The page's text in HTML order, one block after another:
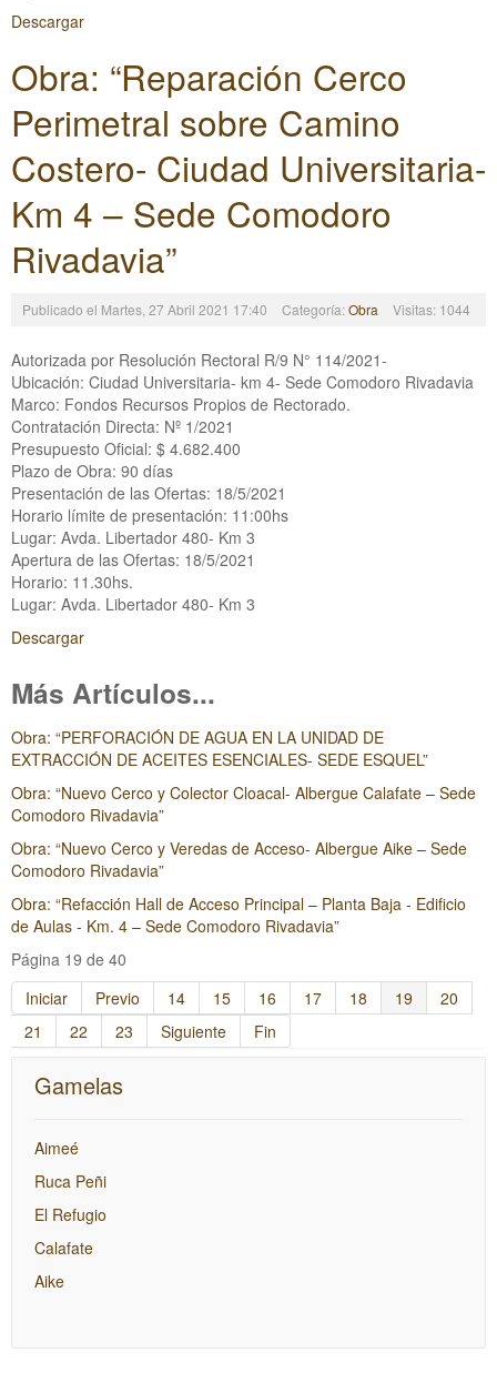
Descargar
Obra: “Reparación Cerco
Perimetral sobre Camino
Costero- Ciudad Universitaria-
Km 4 – Sede Comodoro
Rivadavia”
Publicado el Martes, 27 Abril 2021 17:40 Categoría:Obra Visitas: 1044
Autorizada por Resolución Rectoral R/9 N° 114/2021-
Ubicación: Ciudad Universitaria- km 4- Sede Comodoro Rivadavia
Marco: Fondos Recursos Propios de Rectorado.
Contratación Directa: Nº 1/2021
Presupuesto Oficial: $ 4.682.400
Plazo de Obra: 90 días
Presentación de las Ofertas: 18/5/2021
Horario límite de presentación: 11:00hs
Lugar: Avda. Libertador 480- Km 3
Apertura de las Ofertas: 18/5/2021
Horario: 11.30hs.
Lugar: Avda. Libertador 480- Km 3
Descargar
Más Artículos...
Obra: “PERFORACIÓN DE AGUA EN LA UNIDAD DE
EXTRACCIÓN DE ACEITES ESENCIALES- SEDE ESQUEL”
Obra: “Nuevo Cerco y Colector Cloacal- Albergue Calafate – Sede
Comodoro Rivadavia”
Obra: “Nuevo Cerco y Veredas de Acceso- Albergue Aike – Sede
Comodoro Rivadavia”
Obra: “Refacción Hall de Acceso Principal – Planta Baja - Edificio
de Aulas - Km. 4 – Sede Comodoro Rivadavia”
Página 19 de 40
Iniciar
Previo 14 15 16 17 18 19
20
21
22 23 Siguiente Fin
Gamelas
Aimeé
Ruca Peñi
El Refugio
Calafate
Aike